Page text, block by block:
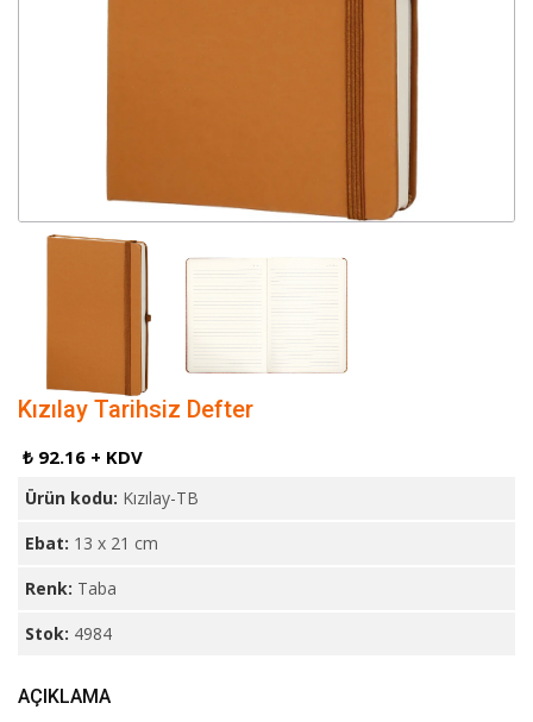
Kızılay Tarihsiz Defter
₺ 92.16 + KDV
Ürün kodu: Kızılay-TB
Ebat: 13 x 21 cm
Renk: Taba
Stok: 4984
AÇIKLAMA